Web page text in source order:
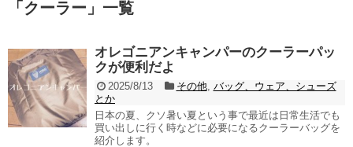
「 クーラー 」 一覧
オレゴニアンキャンパーのクーラーパッ
クが便利だよ
2025/8/13 その他, バッグ、ウェア、シューズ
とか
日本の夏、クソ暑い夏という事で最近は日常生活でも
買い出しに行く時などに必要になるクーラーバッグを
紹介します。